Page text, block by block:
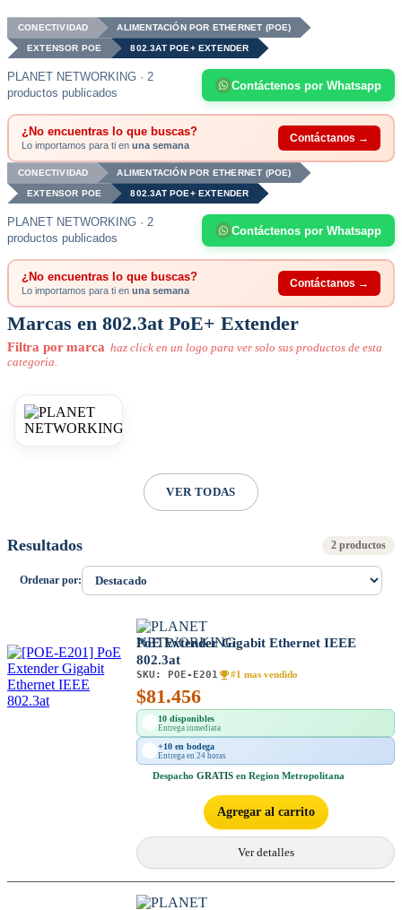
CONECTIVIDAD ALIMENTACIÓN POR ETHERNET (POE)
EXTENSOR POE 802.3AT POE+ EXTENDER
PLANET NETWORKING · 2
productos publicados
Contáctenos por Whatsapp
¿No encuentras lo que buscas?
Lo importamos para ti en una semana
Contáctanos →
CONECTIVIDAD ALIMENTACIÓN POR ETHERNET (POE)
EXTENSOR POE 802.3AT POE+ EXTENDER
PLANET NETWORKING · 2
productos publicados
Contáctenos por Whatsapp
¿No encuentras lo que buscas?
Lo importamos para ti en una semana
Contáctanos →
Marcas en 802.3at PoE+ Extender
Filtra por marca haz click en un logo para ver solo sus productos de esta
categoria.
VER TODAS
Resultados 2 productos
Ordenar por:
PoE Extender Gigabit Ethernet IEEE
802.3at
SKU: POE-E201 #1 mas vendido
$81.456
10 disponibles
Entrega inmediata
+10 en bodega
Entrega en 24 horas
Despacho GRATIS en Region Metropolitana
Agregar al carrito
Ver detalles